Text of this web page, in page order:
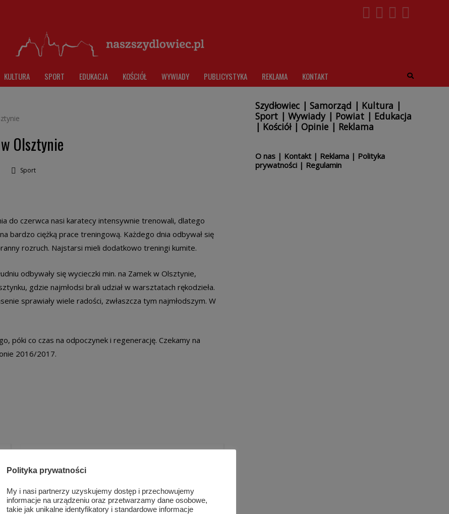
KULTURA SPORT EDUKACJA KOŚCIÓŁ WYWIADY PUBLICYSTYKA REKLAMA KONTAKT
Olsztynie
Sport
do czerwca nasi karatecy intensywnie trenowali, dlatego
bardzo ciężką prace treningową. Każdego dnia odbywał się
rozruch. Najstarsi mieli dodatkowo treningi kumite.
odbywały się wycieczki min. na Zamek w Olsztynie,
gdzie najmłodsi brali udział w warsztatach rękodzieła.
sprawiały wiele radości, zwłaszcza tym najmłodszym. W
póki co czas na odpoczynek i regenerację. Czekamy na
2016/2017.
Szydłowiec| Samorząd | Kultura |
Sport| Wywiady| Powiat| Edukacja
| Kościół| Opinie| Reklama
O nas| Kontakt| Reklama| Polityka
prywatności| Regulamin
Polityka prywatności
My i nasi partnerzy uzyskujemy dostęp i przechowujemy
informacje na urządzeniu oraz przetwarzamy dane osobowe,
takie jak unikalne identyfikatory i standardowe informacje